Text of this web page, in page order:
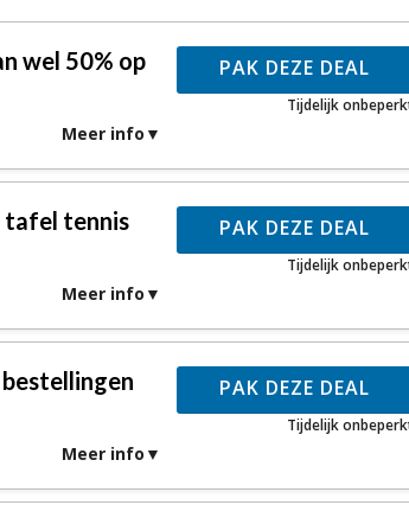
wel 50% op
Meer info
PAK DEZE DEAL
Tijdelijk
tafel tennis
Meer info
PAK DEZE DEAL
Tijdelijk
Meer info
PAK DEZE DEAL
Tijdelijk